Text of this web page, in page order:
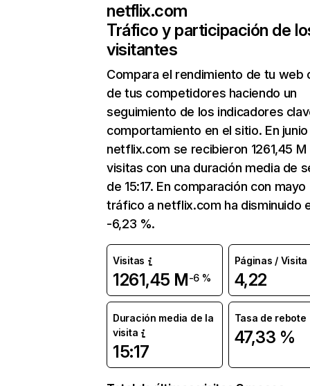
netflix.com
Tráfico y participación de
visitantes
Compara el rendimiento de tu web
de tus competidores haciendo un
seguimiento de los indicadores
comportamiento en el sitio. En junio
netflix.com se recibieron 1261,45 M
visitas con una duración media de
de 15:17. En comparación con mayo
tráfico a netflix.com ha disminuido
-6,23 %.
Visitas
1261,45 M-6 %
Páginas / Visita
4,22
Duración media de la
visita
15:17
Tasa de rebote
47,33 %